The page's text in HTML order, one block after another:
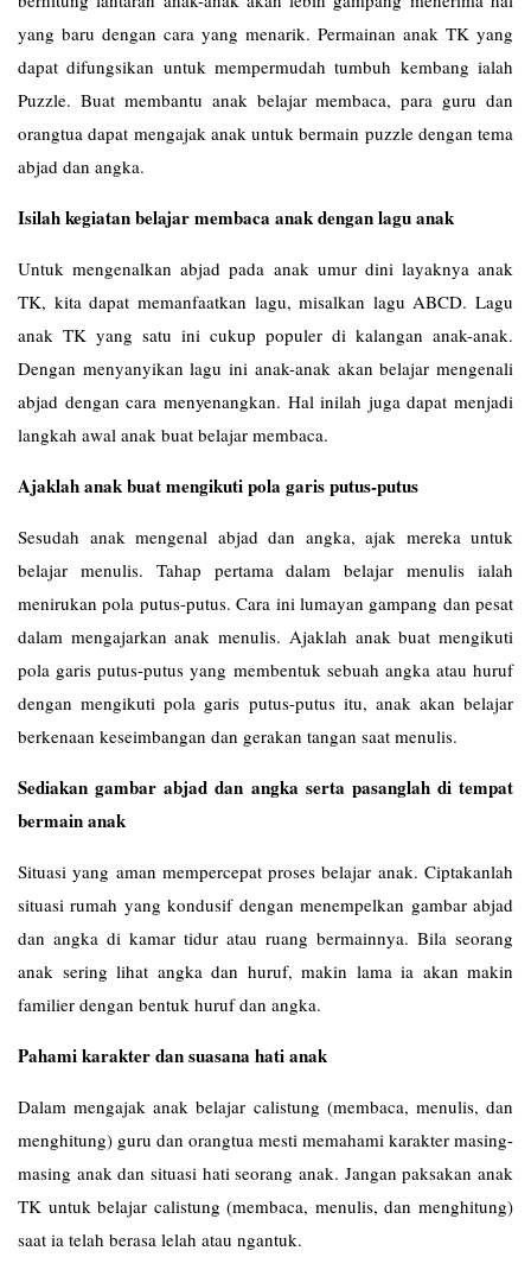
yang baru dengan cara yang menarik. Permainan anak TK yang
dapat difungsikan untuk mempermudah tumbuh kembang ialah
Puzzle. Buat membantu anak belajar membaca, para guru dan
orangtua dapat mengajak anak untuk bermain puzzle dengan tema
abjad dan angka.
Isilah kegiatan belajar membaca anak dengan lagu anak
Untuk mengenalkan abjad pada anak umur dini layaknya anak
TK, kita dapat memanfaatkan lagu, misalkan lagu ABCD. Lagu
anak TK yang satu ini cukup populer di kalangan anak-anak.
Dengan menyanyikan lagu ini anak-anak akan belajar mengenali
abjad dengan cara menyenangkan. Hal inilah juga dapat menjadi
langkah awal anak buat belajar membaca.
Ajaklah anak buat mengikuti pola garis putus-putus
Sesudah anak mengenal abjad dan angka, ajak mereka untuk
belajar menulis. Tahap pertama dalam belajar menulis ialah
menirukan pola putus-putus. Cara ini lumayan gampang dan pesat
dalam mengajarkan anak menulis. Ajaklah anak buat mengikuti
pola garis putus-putus yang membentuk sebuah angka atau huruf
dengan mengikuti pola garis putus-putus itu, anak akan belajar
berkenaan keseimbangan dan gerakan tangan saat menulis.
Sediakan gambar abjad dan angka serta pasanglah di tempat
bermain anak
Situasi yang aman mempercepat proses belajar anak. Ciptakanlah
situasi rumah yang kondusif dengan menempelkan gambar abjad
dan angka di kamar tidur atau ruang bermainnya. Bila seorang
anak sering lihat angka dan huruf, makin lama ia akan makin
familier dengan bentuk huruf dan angka.
Pahami karakter dan suasana hati anak
Dalam mengajak anak belajar calistung (membaca, menulis, dan
menghitung) guru dan orangtua mesti memahami karakter masing-
masing anak dan situasi hati seorang anak. Jangan paksakan anak
TK untuk belajar calistung (membaca, menulis, dan menghitung)
saat ia telah berasa lelah atau ngantuk.